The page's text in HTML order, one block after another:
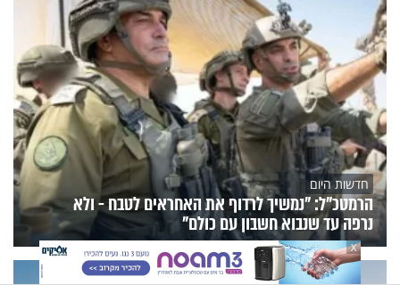
חדשות היום
הרמטכ"ל: "נמשיך לרדוף את האחראים לטבח - ולא
נרפה עד שנבוא חשבון עם כולם"
X